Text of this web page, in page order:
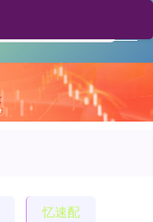
忆速配